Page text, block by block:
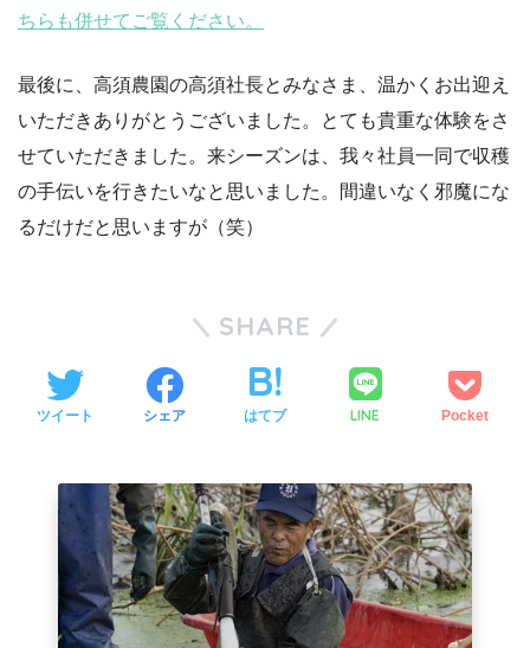
ちらも併せてご覧ください。
最後に、高須農園の高須社長とみなさま、温かくお出迎え
いただきありがとうございました。とても貴重な体験をさ
せていただきました。来シーズンは、我々社員一同で収穫
の手伝いを行きたいなと思いました。間違いなく邪魔にな
るだけだと思いますが（笑）
SHARE
ツイート シェア はてブ LINE Pocket